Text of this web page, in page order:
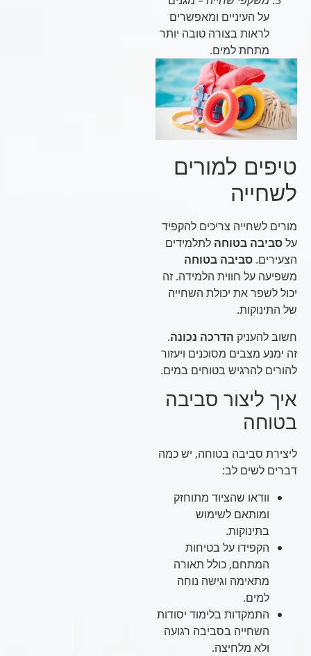
על העיניים ומאפשרים
לראות בצורה טובה יותר
מתחת למים.
טיפים למורים
לשחייה
מורים לשחייה צריכים להקפיד
עלסביבה בטוחהלתלמידים
הצעירים.סביבה בטוחה
משפיעה על חווית הלמידה. זה
יכול לשפר את יכולת השחייה
של התינוקות.
חשוב להעניקהדרכה נכונה.
זה ימנע מצבים מסוכנים ויעזור
להורים להרגיש בטוחים במים.
איך ליצור סביבה
בטוחה
ליצירת סביבה בטוחה, יש כמה
דברים לשים לב:
וודאו שהציוד מתוחזק
ומותאם לשימוש
בתינוקות.
הקפידו על בטיחות
המתחם, כולל תאורה
מתאימה וגישה נוחה
למים.
התמקדות בלימוד יסודות
השחייה בסביבה רגועה
ולא מלחיצה.